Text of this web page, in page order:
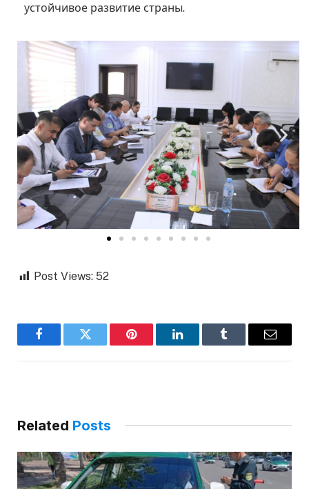
устойчивое развитие страны.
Post Views: 52
FacebookTwitter Pinterest LinkedInTumblr Email
Related Posts